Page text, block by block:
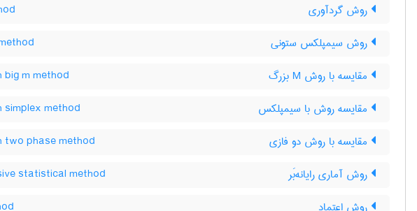
روش گردآوری
روش سیمپلکس ستونی
مقایسه با روش M بزرگ m method
مقایسه روش با سیمپلکس method
مقایسه با روش دو فازی phase method
روش آماری رایانه‌بَر statistical method